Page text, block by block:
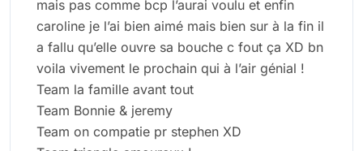
mais pas comme bcp l’aurai voulu et enfin
caroline je l’ai bien aimé mais bien sur à la fin il
a fallu qu’elle ouvre sa bouche c fout ça XD bn
voila vivement le prochain qui à l’air génial !
Team la famille avant tout
Team Bonnie & jeremy
Team on compatie pr stephen XD